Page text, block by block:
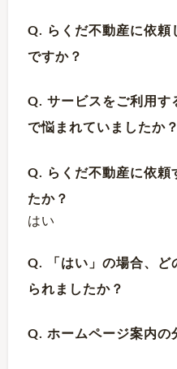
Q. らくだ不動産に依頼
ですか？
Q. サービスをご利用す
で悩まれていましたか？
Q. らくだ不動産に依頼
たか？
はい
Q. 「はい」の場合、ど
られましたか？
Q. ホームページ案内の